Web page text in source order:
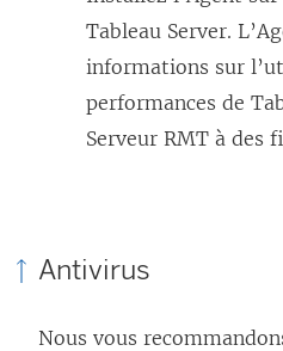
Tableau Server.
informations sur
performances de
Serveur RMT à des
Antivirus
Nous vous